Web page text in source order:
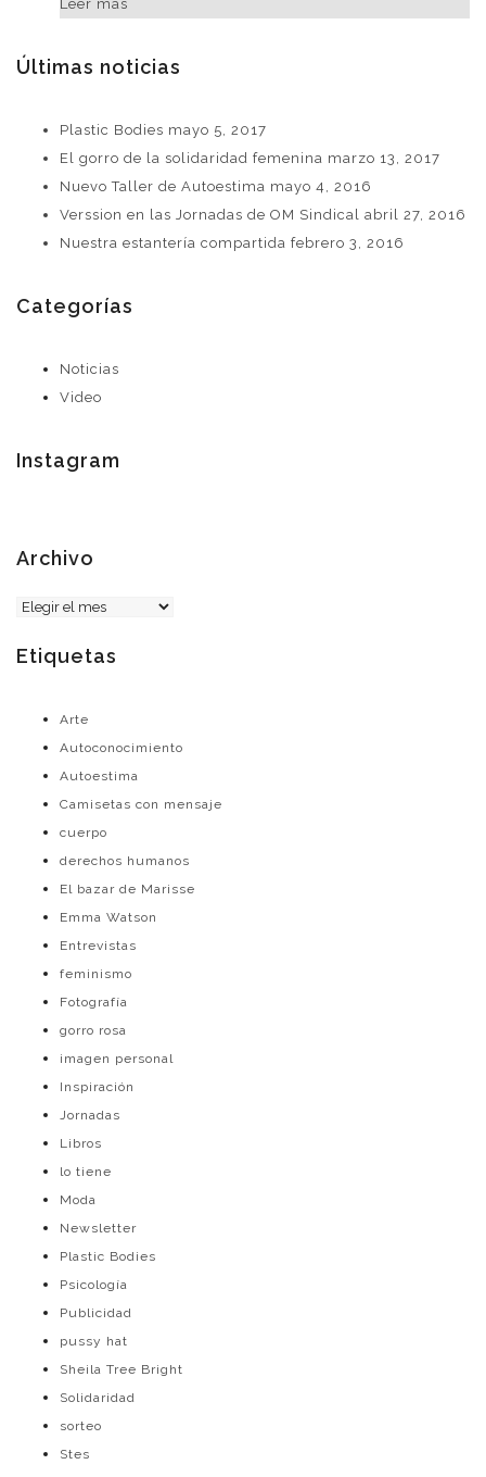
Leer más
Últimas noticias
Plastic Bodies mayo 5, 2017
El gorro de la solidaridad femenina marzo 13, 2017
Nuevo Taller de Autoestima mayo 4, 2016
Verssion en las Jornadas de OM Sindical abril 27, 2016
Nuestra estantería compartida febrero 3, 2016
Categorías
Noticias
Video
Instagram
Archivo
Archivo
Etiquetas
Arte
Autoconocimiento
Autoestima
Camisetas con mensaje
cuerpo
derechos humanos
El bazar de Marisse
Emma Watson
Entrevistas
feminismo
Fotografía
gorro rosa
imagen personal
Inspiración
Jornadas
Libros
lo tiene
Moda
Newsletter
Plastic Bodies
Psicología
Publicidad
pussy hat
Sheila Tree Bright
Solidaridad
sorteo
Stes